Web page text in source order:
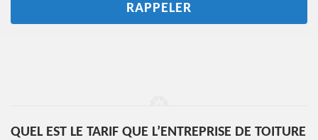
QUEL EST LE TARIF QUE L’ENTREPRISE DE TOITURE